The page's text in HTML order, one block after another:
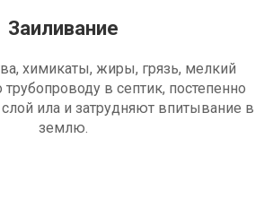
Заиливание
химикаты, жиры, грязь, мелкий
в септик, постепенно
ила и затрудняют впитывание в
землю.